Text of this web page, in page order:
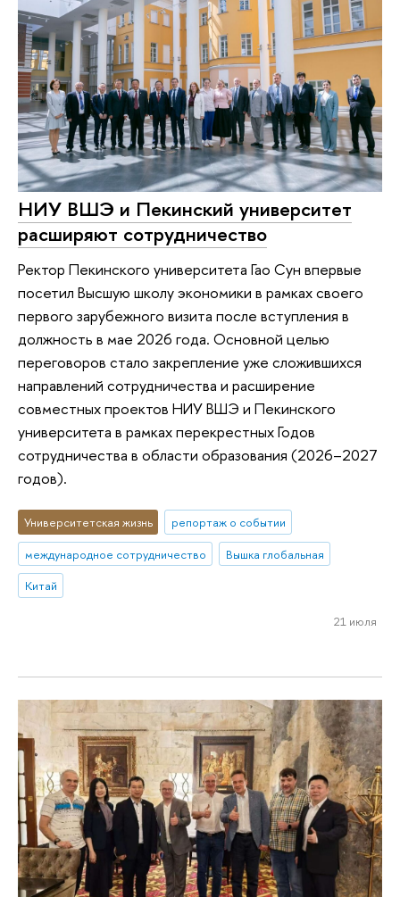
НИУ ВШЭ и Пекинский университет
расширяют сотрудничество
Ректор Пекинского университета Гао Сун впервые
посетил Высшую школу экономики в рамках своего
первого зарубежного визита после вступления в
должность в мае 2026 года. Основной целью
переговоров стало закрепление уже сложившихся
направлений сотрудничества и расширение
совместных проектов НИУ ВШЭ и Пекинского
университета в рамках перекрестных Годов
сотрудничества в области образования (2026–2027
годов).
Университетская жизнь
репортаж о событии
международное сотрудничество
Вышка глобальная
Китай
21 июля